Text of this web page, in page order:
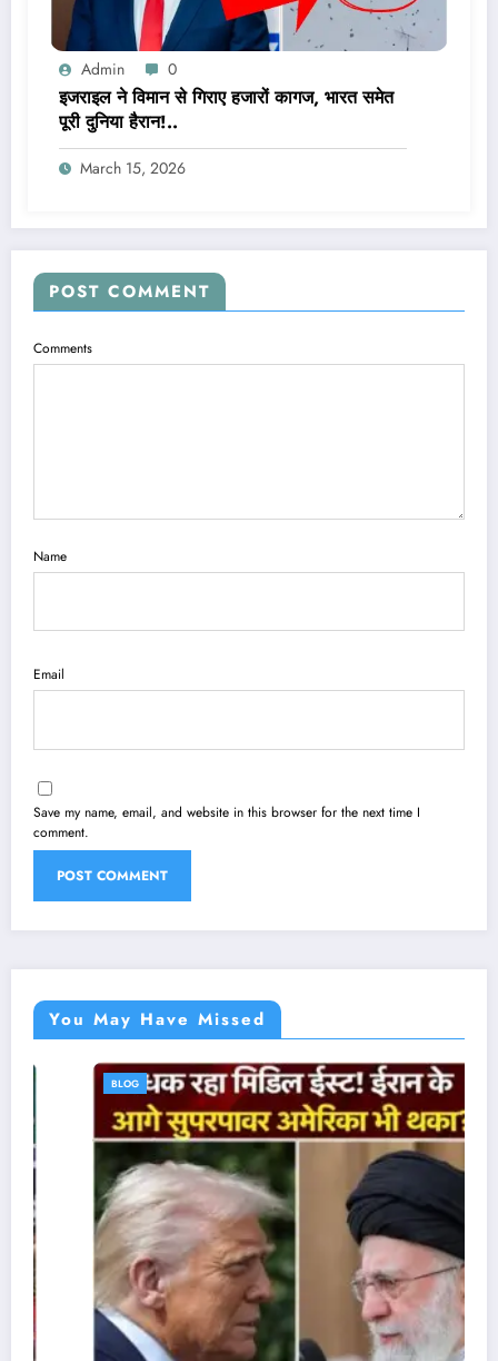
Admin 0
इजराइल ने विमान से गिराए हजारों कागज, भारत समेत
पूरी दुनिया हैरान!..
March 15, 2026
POST COMMENT
Comments
Name
Email
Save my name, email, and website in this browser for the next time I
comment.
You May Have Missed